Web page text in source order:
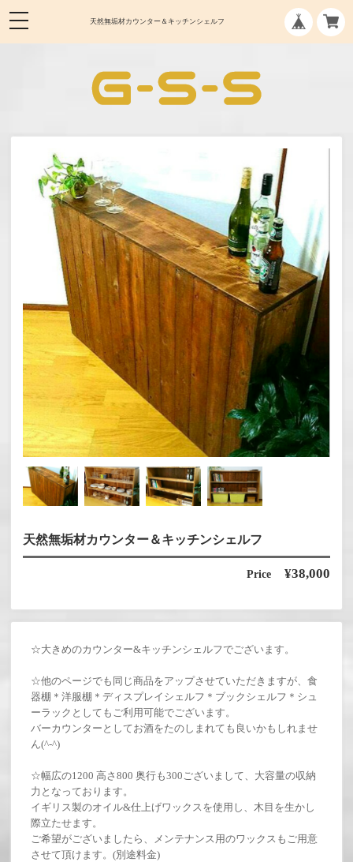
天然無垢材カウンター＆キッチンシェルフ
天然無垢材カウンター＆キッチンシェルフ
Price ¥38,000
☆大きめのカウンター&キッチンシェルフでございます。
☆他のページでも同じ商品をアップさせていただきますが、食
器棚＊洋服棚＊ディスプレイシェルフ＊ブックシェルフ＊シュ
ーラックとしてもご利用可能でございます。
バーカウンターとしてお酒をたのしまれても良いかもしれませ
ん(^-^)
☆幅広の1200 高さ800 奥行も300ございまして、大容量の収納
力となっております。
イギリス製のオイル&仕上げワックスを使用し、木目を生かし
際立たせます。
ご希望がございましたら、メンテナンス用のワックスもご用意
させて頂けます。(別途料金)